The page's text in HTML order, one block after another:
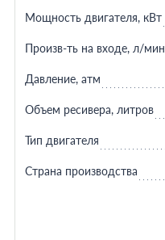
Мощность двигателя, кВт
Произв-ть на входе, л/мин
Давление, атм
Объем ресивера, литров
Тип двигателя
Страна производства